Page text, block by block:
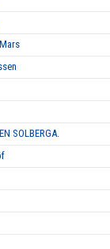
SOLBERGA.